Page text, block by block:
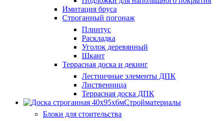
Имитация бруса
Строганный погонаж
Плинтус
Раскладка
Уголок деревянный
Шкант
Террасная доска и декинг
Лестничные элементы ДПК
Лиственница
Террасная доска ДПК
Стройматериалы
Блоки для стоительства